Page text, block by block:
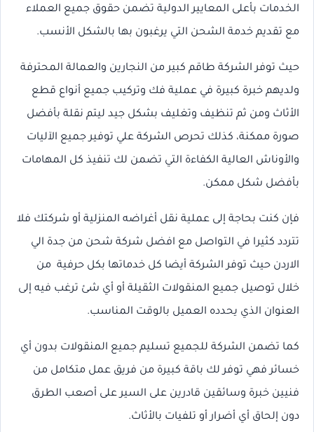
الخدمات بأعلى المعايير الدولية تضمن حقوق جميع العملاء
مع تقديم خدمة الشحن التي يرغبون بها بالشكل الأنسب.
حيث توفر الشركة طاقم كبير من النجارين والعمالة المحترفة
ولديهم خبرة كبيرة في عملية فك وتركيب جميع أنواع قطع
الأثاث ومن ثم تنظيف وتغليف بشكل جيد ليتم نقلة بأفضل
صورة ممكنة، كذلك تحرص الشركة علي توفير جميع الآليات
والأوناش العالية الكفاءة التي تضمن لك تنفيذ كل المهامات
بأفضل شكل ممكن.
فإن كنت بحاجة إلى عملية نقل أغراضه المنزلية أو شركتك فلا
تتردد كثيرا في التواصل مع افضل شركة شحن من جدة الي
الاردن حيث توفر الشركة أيضا كل خدماتها بكل حرفية من
خلال توصيل جميع المنقولات الثقيلة أو أي شئ ترغب فيه إلى
العنوان الذي يحدده العميل بالوقت المناسب.
كما تضمن الشركة للجميع تسليم جميع المنقولات بدون أي
خسائر فهي توفر لك باقة كبيرة من فريق عمل متكامل من
فنيين خبرة وسائقين قادرين على السير على أصعب الطرق
دون إلحاق أي أضرار أو تلفيات بالأثاث.